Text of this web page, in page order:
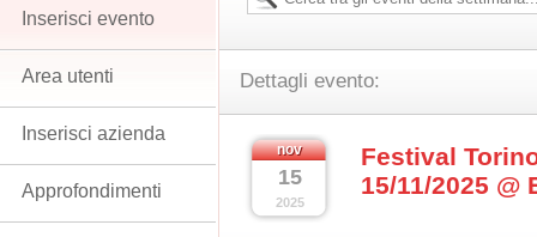
Dettagli evento:
nov
15
2025
Festival
15/11/2025 @
Inserisci evento
Area utenti
Inserisci azienda
Approfondimenti